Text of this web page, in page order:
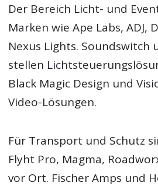
Der Bereich Licht- und
Marken wie Ape Labs, ADJ,
Nexus Lights. Soundswitch
stellen
Black Magic Design und
Video-Lösungen.
Für Transport und Schutz
Flyht Pro, Magma,
vor Ort. Fischer Amps und